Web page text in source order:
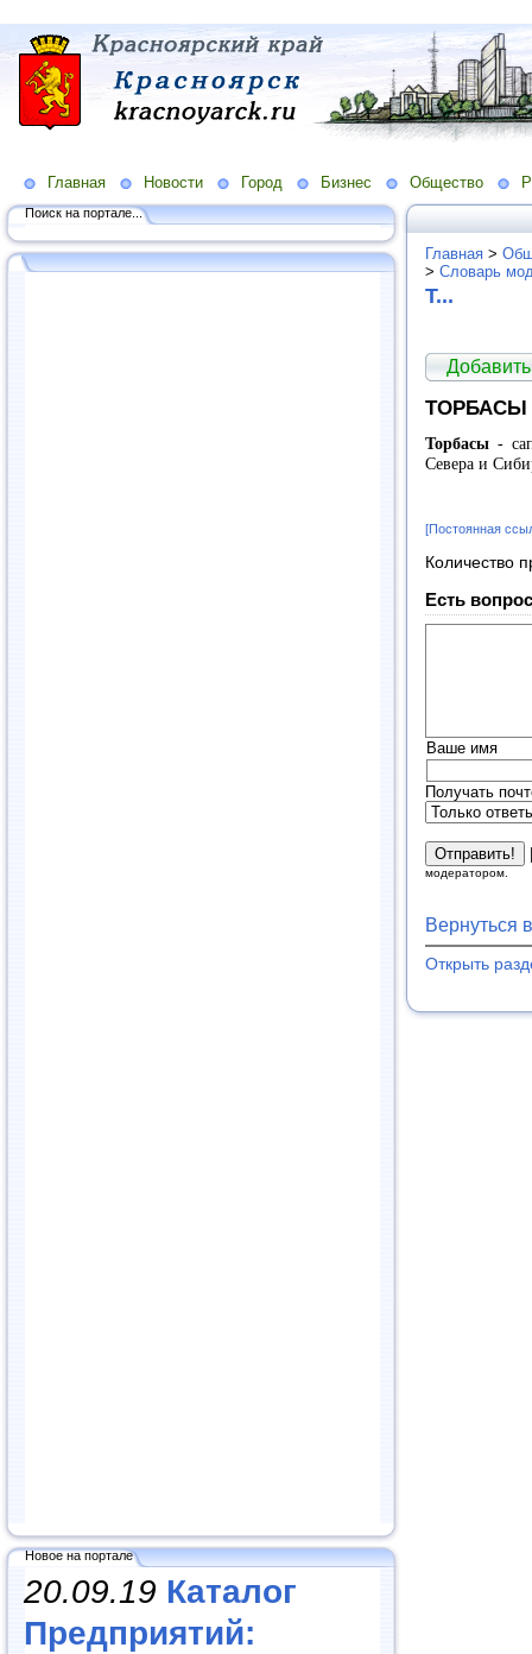
Главная Новости Город Бизнес Общество
Поиск на портале...
Новое на портале
20.09.19 Каталог
Предприятий:
Главная >
> Словарь
Т...
ТОРБАСЫ
Торбасы -
Севера и
[Постоянная
Количество
Есть
Ваше имя
Получать
модератором.
Вернуться
Открыть